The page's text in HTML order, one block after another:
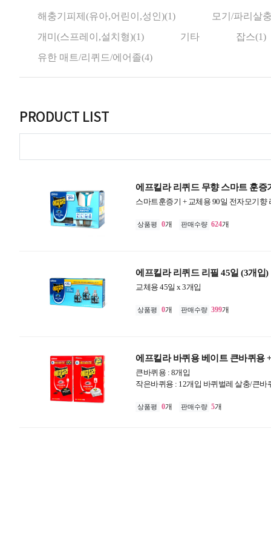
해충기피제(유아,어린이,성인)(1)
모기/파리살
개미(스프레이,설치형)(1)
기타
잡스(1)
유한 매트/리퀴드/에어졸(4)
PRODUCT LIST
에프킬라 리퀴드 무향 스마트 훈증
스마트훈증기 + 교체용 90일 전자모기
상품평 0개 판매수량 624개
에프킬라 리퀴드 리필 45일 (3개입)
교체용 45일 x 3개입
상품평 0개 판매수량 399개
에프킬라 바퀴용 베이트 큰바퀴용
큰바퀴용 : 8개입
작은바퀴용 : 12개입 바퀴벌레 살충/큰바
상품평 0개 판매수량 5개